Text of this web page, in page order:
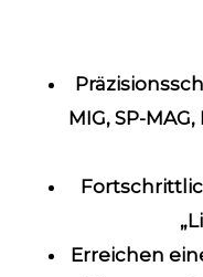
MIG, SP-MAG,
Erreichen